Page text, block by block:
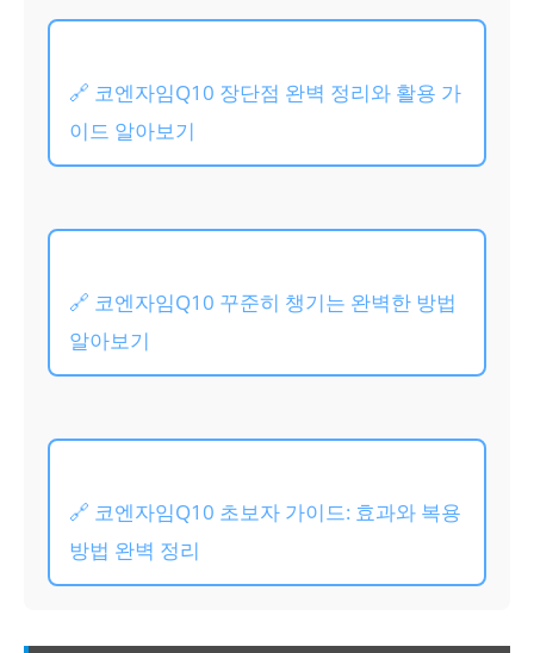
🔗 코엔자임Q10 장단점 완벽 정리와 활용 가
이드 알아보기
🔗 코엔자임Q10 꾸준히 챙기는 완벽한 방법
알아보기
🔗 코엔자임Q10 초보자 가이드: 효과와 복용
방법 완벽 정리